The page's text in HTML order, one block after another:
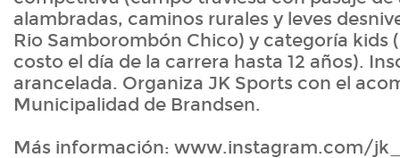
alambradas, caminos rurales y leves
Rio Samborombón Chico) y categoría kids
costo el día de la carrera hasta 12 años).
arancelada. Organiza JK Sports con el
Municipalidad de Brandsen.
Más información: www.instagram.com/